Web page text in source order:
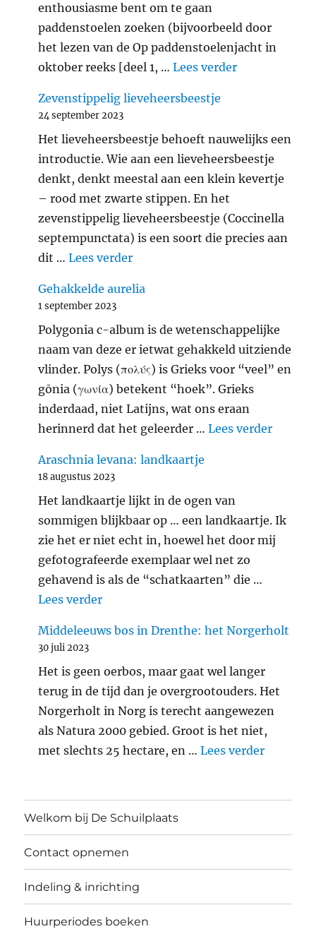
enthousiasme bent om te gaan
paddenstoelen zoeken (bijvoorbeeld door
het lezen van de Op paddenstoelenjacht in
oktober reeks [deel 1, …Lees verder
Zevenstippelig lieveheersbeestje
24 september 2023
Het lieveheersbeestje behoeft nauwelijks een
introductie. Wie aan een lieveheersbeestje
denkt, denkt meestal aan een klein kevertje
– rood met zwarte stippen. En het
zevenstippelig lieveheersbeestje (Coccinella
septempunctata) is een soort die precies aan
dit …Lees verder"Zevenstippelig
Gehakkelde aurelia
1 september 2023
Polygonia c-album is de wetenschappelijke
naam van deze er ietwat gehakkeld uitziende
vlinder. Polys (πολύς) is Grieks voor “veel” en
gōnia (γωνία) betekent “hoek”. Grieks
inderdaad, niet Latijns, wat ons eraan
herinnerd dat het geleerder …Lees verder
Araschnia levana: landkaartje
18 augustus 2023
Het landkaartje lijkt in de ogen van
sommigen blijkbaar op … een landkaartje. Ik
zie het er niet echt in, hoewel het door mij
gefotografeerde exemplaar wel net zo
gehavend is als de “schatkaarten” die …
Lees verder"Araschnia levana: landkaartje"
Middeleeuws bos in Drenthe: het Norgerholt
30 juli 2023
Het is geen oerbos, maar gaat wel langer
terug in de tijd dan je overgrootouders. Het
Norgerholt in Norg is terecht aangewezen
als Natura 2000 gebied. Groot is het niet,
met slechts 25 hectare, en …Lees verder
Welkom bij De Schuilplaats
Contact opnemen
Indeling & inrichting
Huurperiodes boeken